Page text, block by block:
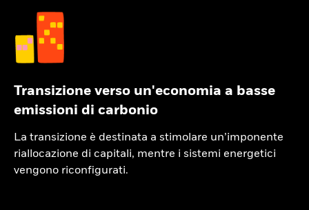
Transizione verso un'economia a basse
emissioni di carbonio
La transizione è destinata a stimolare un’imponente
riallocazione di capitali, mentre i sistemi energetici
vengono riconfigurati.